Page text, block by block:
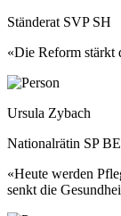
Ständerat SVP SH
«Die Reform stärkt
Ursula Zybach
Nationalrätin SP BE
«Heute werden
senkt die